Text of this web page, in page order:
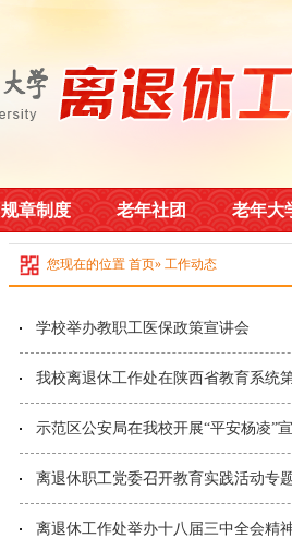
规章制度 老年社团 老年大
您现在的位置 首页» 工作动态
学校举办教职工医保政策宣讲会
我校离退休工作处在陕西省教育系统
示范区公安局在我校开展“平安杨凌”
离退休职工党委召开教育实践活动专
离退休工作处举办十八届三中全会精